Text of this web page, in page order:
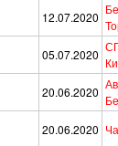
12.07.2020
05.07.2020
20.06.2020
20.06.2020